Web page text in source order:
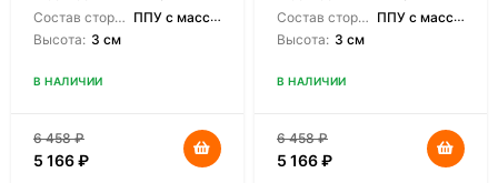
Состав сторон: ППУ с массажным эффектом
Высота: 3 см
В НАЛИЧИИ
6 458₽
5 166₽
Состав сторон: ППУ с массажным эффектом
Высота: 3 см
В НАЛИЧИИ
6 458₽
5 166₽